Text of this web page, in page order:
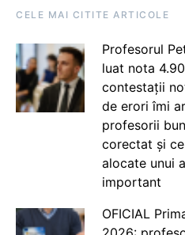
CELE MAI CITITE ARTICOLE
Profesorul
luat nota
contestații
de erori îmi
profesorii
corectat și
alocate unui
important
OFICIAL